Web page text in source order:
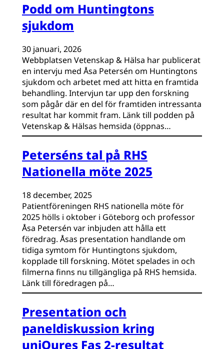
Podd om Huntingtons
sjukdom
30 januari, 2026
Webbplatsen Vetenskap & Hälsa har publicerat
en intervju med Åsa Petersén om Huntingtons
sjukdom och arbetet med att hitta en framtida
behandling. Intervjun tar upp den forskning
som pågår där en del för framtiden intressanta
resultat har kommit fram. Länk till podden på
Vetenskap & Hälsas hemsida (öppnas…
Peterséns tal på RHS
Nationella möte 2025
18 december, 2025
Patientföreningen RHS nationella möte för
2025 hölls i oktober i Göteborg och professor
Åsa Petersén var inbjuden att hålla ett
föredrag. Åsas presentation handlande om
tidiga symtom för Huntingtons sjukdom,
kopplade till forskning. Mötet spelades in och
filmerna finns nu tillgängliga på RHS hemsida.
Länk till föredragen på…
Presentation och
paneldiskussion kring
uniQures Fas 2-resultat